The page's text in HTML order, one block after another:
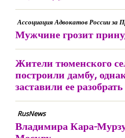
Ассоциация Адвокатов России за
Мужчине грозит
Жители тюменского
построили дамбу,
заставили ее разобрать
RusNews
Владимира Кара-